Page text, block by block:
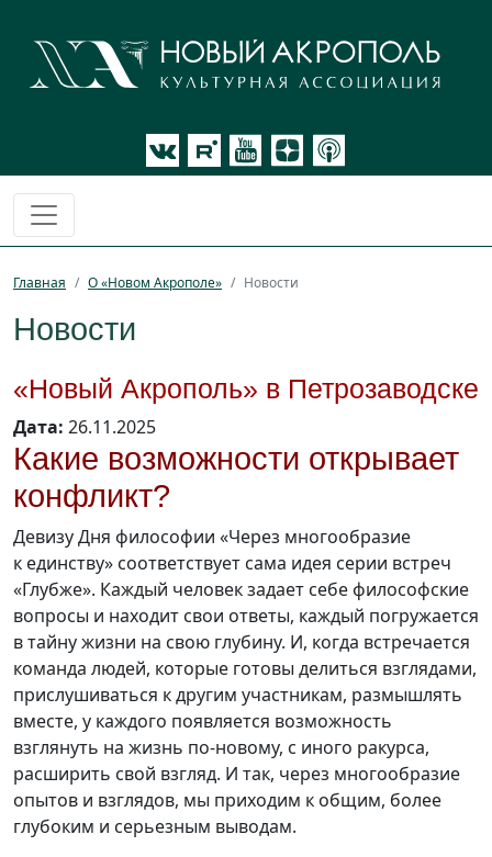
Главная О «Новом Акрополе» Новости
Новости
«Новый Акрополь» в Петрозаводске
Дата: 26.11.2025
Какие возможности открывает
конфликт?
Девизу Дня философии «Через многообразие
к единству» соответствует сама идея серии встреч
«Глубже». Каждый человек задает себе философские
вопросы и находит свои ответы, каждый погружается
в тайну жизни на свою глубину. И, когда встречается
команда людей, которые готовы делиться взглядами,
прислушиваться к другим участникам, размышлять
вместе, у каждого появляется возможность
взглянуть на жизнь по-новому, с иного ракурса,
расширить свой взгляд. И так, через многообразие
опытов и взглядов, мы приходим к общим, более
глубоким и серьезным выводам.